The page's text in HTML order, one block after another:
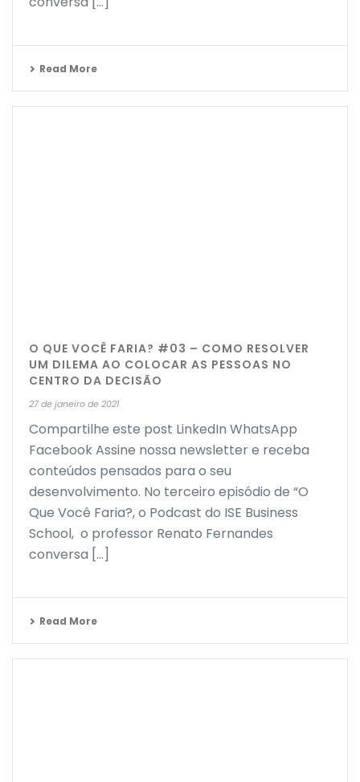
Read More
O QUE VOCÊ FARIA? #03 – COMO RESOLVER
UM DILEMA AO COLOCAR AS PESSOAS NO
CENTRO DA DECISÃO
27 de janeiro de 2021
Compartilhe este post LinkedIn WhatsApp
Facebook Assine nossa newsletter e receba
conteúdos pensados para o seu
desenvolvimento. No terceiro episódio de “O
Que Você Faria?, o Podcast do ISE Business
School, o professor Renato Fernandes
conversa [...]
Read More